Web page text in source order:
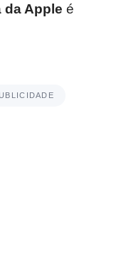
da Apple é